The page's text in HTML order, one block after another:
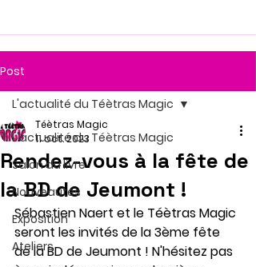
Post
L'actualité du Téètras Magic
Salon du livre
Nouveautés
Exposition
Ateliers
L'actualité du Téètras Magic
Rendez-vous à la fête de
la BD de Jeumont !
Téètras Magic
11 oct. 2023
Sébastien Naert et le Téètras Magic
seront les invités de la 3ème fête
de la BD de Jeumont ! N'hésitez pas